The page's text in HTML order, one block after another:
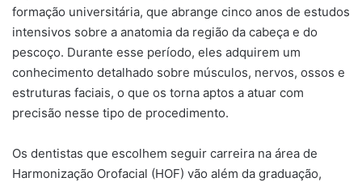
formação universitária, que abrange cinco anos de estudos
intensivos sobre a anatomia da região da cabeça e do
pescoço. Durante esse período, eles adquirem um
conhecimento detalhado sobre músculos, nervos, ossos e
estruturas faciais, o que os torna aptos a atuar com
precisão nesse tipo de procedimento.
Os dentistas que escolhem seguir carreira na área de
Harmonização Orofacial (HOF) vão além da graduação,